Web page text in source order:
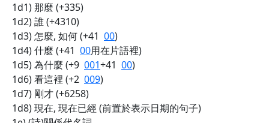
1d1) 那麼 (+335)
1d2) 誰 (+4310)
1d3) 怎麼, 如何 (+41 00)
1d4) 什麼 (+41 00用在片語裡)
1d5) 為什麼 (+9 001+41 00)
1d6) 看這裡 (+2 009)
1d7) 剛才 (+6258)
1d8) 現在, 現在已經 (前置於表示日期的句子)